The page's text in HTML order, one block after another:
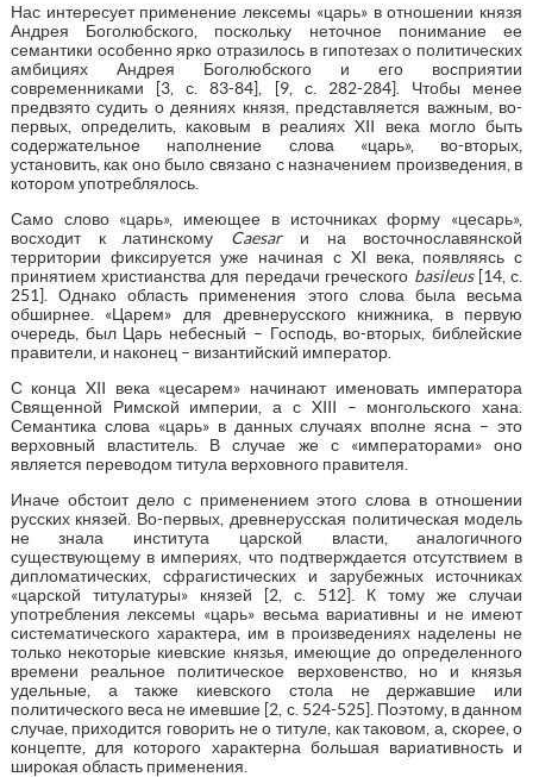
Нас интересует применение лексемы «царь» в отношении князя
Андрея Боголюбского, поскольку неточное понимание ее
семантики особенно ярко отразилось в гипотезах о политических
амбициях Андрея Боголюбского и его восприятии
современниками [3, с. 83-84], [9, с. 282-284]. Чтобы менее
предвзято судить о деяниях князя, представляется важным, во-
первых, определить, каковым в реалиях XII века могло быть
содержательное наполнение слова «царь», во-вторых,
установить, как оно было связано с назначением произведения, в
котором употреблялось.
Само слово «царь», имеющее в источниках форму «цесарь»,
восходит к латинскому Caesarи на восточнославянской
территории фиксируется уже начиная с XI века, появляясь с
принятием христианства для передачи греческого basileus[14, с.
251]. Однако область применения этого слова была весьма
обширнее. «Царем» для древнерусского книжника, в первую
очередь, был Царь небесный – Господь, во-вторых, библейские
правители, и наконец – византийский император.
С конца XII века «цесарем» начинают именовать императора
Священной Римской империи, а с XIII – монгольского хана.
Семантика слова «царь» в данных случаях вполне ясна – это
верховный властитель. В случае же с «императорами» оно
является переводом титула верховного правителя.
Иначе обстоит дело с применением этого слова в отношении
русских князей. Во-первых, древнерусская политическая модель
не знала института царской власти, аналогичного
существующему в империях, что подтверждается отсутствием в
дипломатических, сфрагистических и зарубежных источниках
«царской титулатуры» князей [2, с. 512]. К тому же случаи
употребления лексемы «царь» весьма вариативны и не имеют
систематического характера, им в произведениях наделены не
только некоторые киевские князья, имеющие до определенного
времени реальное политическое верховенство, но и князья
удельные, а также киевского стола не державшие или
политического веса не имевшие [2, с. 524-525]. Поэтому, в данном
случае, приходится говорить не о титуле, как таковом, а, скорее, о
концепте, для которого характерна большая вариативность и
широкая область применения.